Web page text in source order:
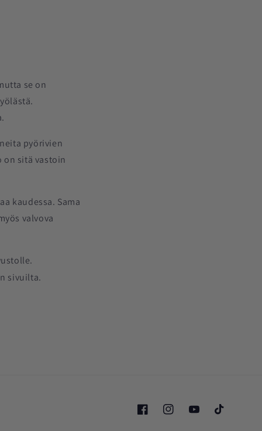
se on
pyörivien
on sitä vastoin
kaudessa. Sama
valvova
sivuilta.
FacebookInstagramYouTubeTikTok